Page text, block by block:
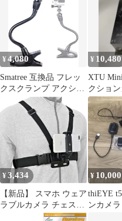
¥4,080
Smatree 互換品 フレッ
クスクランプ アクショ
ンカメラ対応フレキシ
ブルアームスタンド
¥ 10,480
XTU
クショ
開封
¥3,434
【新品】 スマホ ウェア
ラブルカメラ チェスト
ハーネス ベルト クイッ
¥ 10,000
thiEYE
ンカメラ